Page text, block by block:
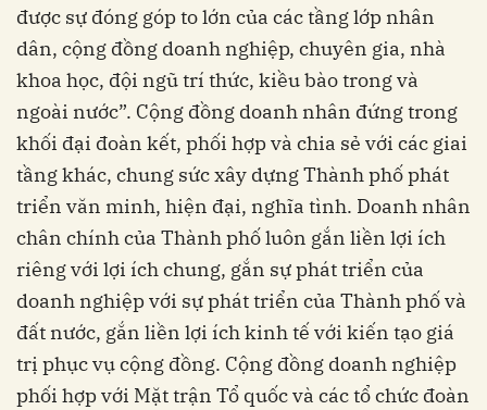
được sự đóng góp to lớn của các tầng lớp nhân
dân, cộng đồng doanh nghiệp, chuyên gia, nhà
khoa học, đội ngũ trí thức, kiều bào trong và
ngoài nước”. Cộng đồng doanh nhân đứng trong
khối đại đoàn kết, phối hợp và chia sẻ với các giai
tầng khác, chung sức xây dựng Thành phố phát
triển văn minh, hiện đại, nghĩa tình. Doanh nhân
chân chính của Thành phố luôn gắn liền lợi ích
riêng với lợi ích chung, gắn sự phát triển của
doanh nghiệp với sự phát triển của Thành phố và
đất nước, gắn liền lợi ích kinh tế với kiến tạo giá
trị phục vụ cộng đồng. Cộng đồng doanh nghiệp
phối hợp với Mặt trận Tổ quốc và các tổ chức đoàn